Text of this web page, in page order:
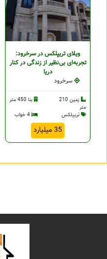
ویلای تریپلکس در سرخرود:
تجربه‌ای بی‌نظیر از زندگی در کنار
دریا
سرخرود
زمین 210
متر
بنا 450 متر
تریپلکس
4 خواب
35 میلیارد